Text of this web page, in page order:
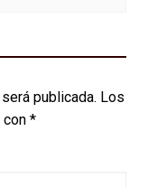
publicada. Los
*